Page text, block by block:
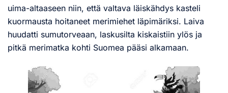
uima-altaaseen niin, että valtava läiskähdys kasteli
kuormausta hoitaneet merimiehet läpimäriksi. Laiva
huudatti sumutorveaan, laskusilta kiskaistiin ylös ja
pitkä merimatka kohti Suomea pääsi alkamaan.